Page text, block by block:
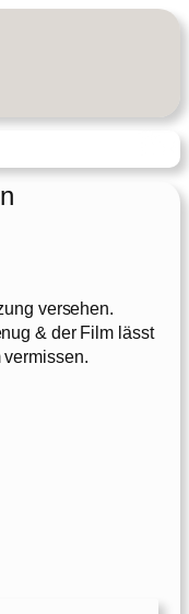
versehen.
& der Film lässt